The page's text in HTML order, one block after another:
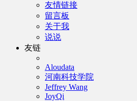
友情链接
留言板
关于我
说说
友链
Aloudata
河南科技学院
Jeffrey Wang
JoyQi